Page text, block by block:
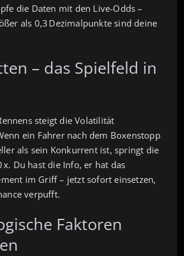
die Daten mit den Live‑Odds –
als 0,3 Dezimalpunkte sind deine
– das Spielfeld in
steigt die Volatilität
ein Fahrer nach dem Boxenstopp
als sein Konkurrent ist, springt die
x. Du hast die Info, er hat das
im Griff – jetzt sofort einsetzen,
verpufft.
Faktoren